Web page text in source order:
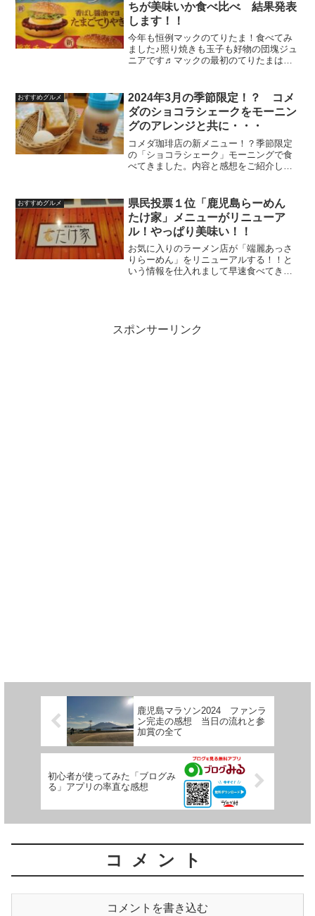
ちが美味いか食べ比べ 結果発表
します！！
今年も恒例マックのてりたま！食べてみ
ました♪照り焼きも玉子も好物の団塊ジュ
ニアです♬マックの最初のてりたまは
事になりますね⤴そして今年はモスの照り
焼き系がインパク...
おすすめグルメ
2024年3月の季節限定！？ コメ
ダのショコラシェークをモーニン
グのアレンジと共に・・・
コメダ珈琲店の新メニュー！？季節限定
の「ショコラシェーク」モーニングで食
べてきました。内容と感想をご紹介しま
切れる前に！！と食べに来た時にこのパ
ウチを見ていました。で...
おすすめグルメ
県民投票１位「鹿児島らーめん
たけ家」メニューがリニューア
ル！やっぱり美味い！！
お気に入りのラーメン店が「端麗あっさ
りらーめん」をリニューアルする！！と
いう情報を仕入れまして早速食べてきま
スポンサーリンク
鹿児島マラソン2024 ファンラ
ン完走の感想 当日の流れと参
加賞の全て
初心者が使ってみた「ブログみ
る」アプリの率直な感想
コメント
コメントを書き込む